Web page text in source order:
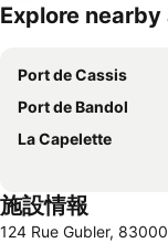
地図を拡大
Explore
Port de Cassis
Port de Bandol
La Capelette
施設情報
124 Rue Gubler,